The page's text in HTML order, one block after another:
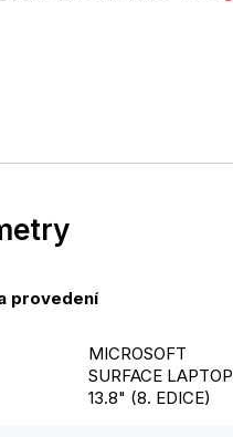
provedení
MICROSOFT
SURFACE LAPTOP
13.8" (8. EDICE)